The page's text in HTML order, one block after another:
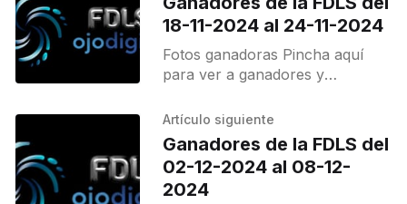
18-11-2024 al 24-11-2024
Fotos ganadoras Pincha aquí
para ver a ganadores y
Artículo siguiente
Ganadores de la FDLS del
02-12-2024 al 08-12-
2024